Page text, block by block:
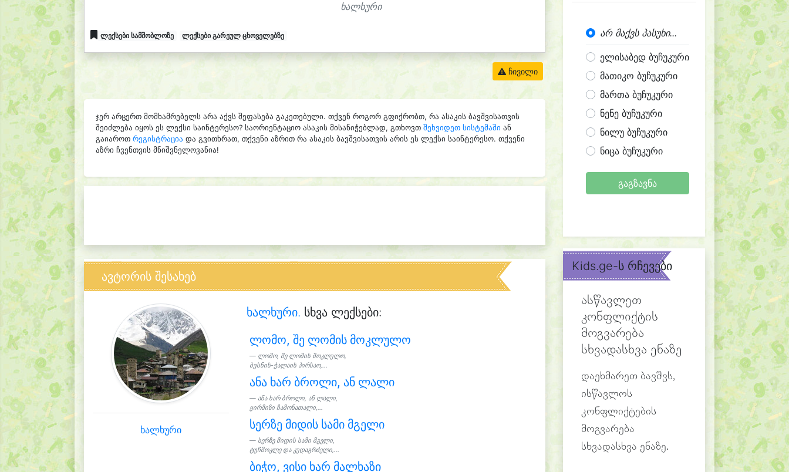
ხალხური
ლექსები სამშობლოზე ლექსები გარეულ ცხოველებზე
ჩივილი
ჯერ არცერთ მომხამრებელს არა აქვს შეფასება გაკეთებული. თქვენ როგორ გფიქრობთ, რა ასაკის ბავშვისათვის
შეიძლება იყოს ეს ლექსი საინტერესო? საორიენტაციო ასაკის მისანიჭებლად, გთხოვთ შეხვიდეთ სისტემაში ან
გაიაროთ რეგისტრაცია და გვითხრათ, თქვენი აზრით რა ასაკის ბავშვისათვის არის ეს ლექსი საინტერესო. თქვენი
აზრი ჩვენთვის მნიშვნელოვანია!
ავტორის შესახებ
ხალხური
ხალხური. სხვა ლექსები:
ლომო, შე ლომის მოკლულო
ლომო, შე ლომის მოკლულო,
ბუსნის-ჭალაის პირსაო,...
ანა ხარ ბროლი, ან ლალი
ანა ხარ ბროლი, ან ლალი,
ყირმიზი ჩამონათალი,...
სერზე მიდის სამი მგელი
სერზე მიდის სამი მგელი,
ტუჩმოკლე და კუდაგრძელი,...
ბიჭო, ვისი ხარ მალხაზი
არ მაქვს პასუხი...
ელისაბედ ბუჩუკური
მათიკო ბუჩუკური
მართა ბუჩუკური
ნენე ბუჩუკური
ნილუ ბუჩუკური
ნიცა ბუჩუკური
გაგზავნა
Kids.ge-ს რჩევები
ასწავლეთ
კონფლიქტის
მოგვარება
სხვადასხვა ენაზე
დაეხმარეთ ბავშვს,
ისწავლოს
კონფლიქტების
მოგვარება
სხვადასხვა ენაზე.